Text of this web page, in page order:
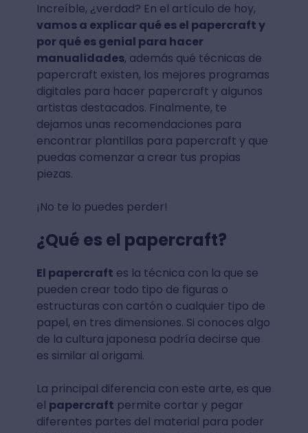
Increíble, ¿verdad? En el artículo de hoy,
vamos a explicar qué es el papercraft y
por qué es genial para hacer
manualidades, además qué técnicas de
papercraft existen, los mejores programas
digitales para hacer papercraft y algunos
artistas destacados. Finalmente, te
dejamos unas recomendaciones para
encontrar plantillas para papercraft y que
puedas comenzar a crear tus propias
piezas.
¡No te lo puedes perder!
¿Qué es el papercraft?
El papercraft es la técnica con la que se
pueden crear todo tipo de figuras o
estructuras con cartón o cualquier tipo de
papel, en tres dimensiones. Si conoces algo
de la cultura japonesa podría decirse que
es similar al origami.
La principal diferencia con este arte, es que
el papercraft permite cortar y pegar
diferentes partes del material para poder